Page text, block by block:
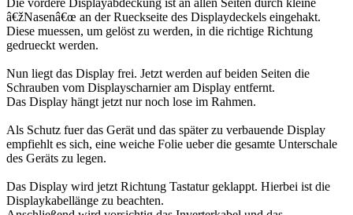
â€žNasenâ€œ an der Rueckseite des Displaydeckels eingehakt.
Diese muessen, um gelöst zu werden, in die richtige Richtung
gedrueckt werden.
Nun liegt das Display frei. Jetzt werden auf beiden Seiten die
Schrauben vom Displayscharnier am Display entfernt.
Das Display hängt jetzt nur noch lose im Rahmen.
Als Schutz fuer das Gerät und das später zu verbauende Display
empfiehlt es sich, eine weiche Folie ueber die gesamte Unterschale
des Geräts zu legen.
Das Display wird jetzt Richtung Tastatur geklappt. Hierbei ist die
Displaykabellänge zu beachten.